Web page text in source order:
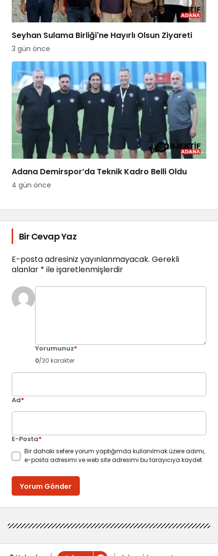
Seyhan Sulama Birliği'ne Hayırlı Olsun Ziyareti
3 gün önce
Adana Demirspor’da Teknik Kadro Belli Oldu
4 gün önce
Bir Cevap Yaz
E-posta adresiniz yayınlanmayacak. Gerekli
alanlar * ile işaretlenmişlerdir
Yorumunuz*
0/30 karakter
Ad*
E-Posta*
Bir dahaki sefere yorum yaptığımda kullanılmak üzere adımı,
e-posta adresimi ve web site adresimi bu tarayıcıya kaydet.
Yorum Gönder